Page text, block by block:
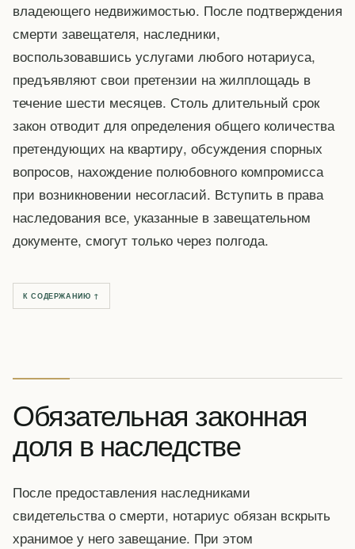
владеющего недвижимостью. После подтверждения
смерти завещателя, наследники,
воспользовавшись услугами любого нотариуса,
предъявляют свои претензии на жилплощадь в
течение шести месяцев. Столь длительный срок
закон отводит для определения общего количества
претендующих на квартиру, обсуждения спорных
вопросов, нахождение полюбовного компромисса
при возникновении несогласий. Вступить в права
наследования все, указанные в завещательном
документе, смогут только через полгода.
К СОДЕРЖАНИЮ ↑
Обязательная законная
доля в наследстве
После предоставления наследниками
свидетельства о смерти, нотариус обязан вскрыть
хранимое у него завещание. При этом